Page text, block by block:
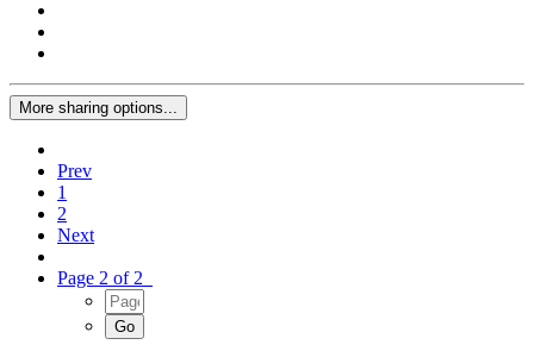
More sharing options...
Prev
1
2
Next
Page 2 of 2